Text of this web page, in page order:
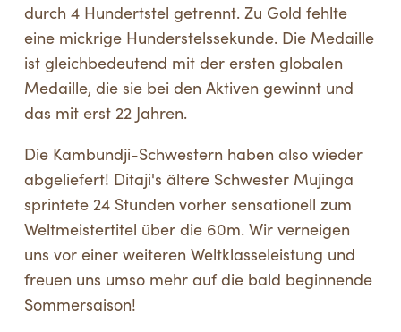
durch 4 Hundertstel getrennt. Zu Gold fehlte
eine mickrige Hunderstelssekunde. Die Medaille
ist gleichbedeutend mit der ersten globalen
Medaille, die sie bei den Aktiven gewinnt und
das mit erst 22 Jahren.
Die Kambundji-Schwestern haben also wieder
abgeliefert! Ditaji's ältere Schwester Mujinga
sprintete 24 Stunden vorher sensationell zum
Weltmeistertitel über die 60m. Wir verneigen
uns vor einer weiteren Weltklasseleistung und
freuen uns umso mehr auf die bald beginnende
Sommersaison!